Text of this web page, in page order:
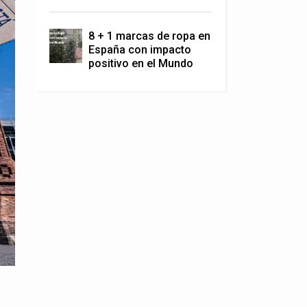
8 + 1 marcas de ropa en
España con impacto
positivo en el Mundo